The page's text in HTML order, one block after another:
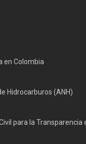
en Colombia
Hidrocarburos (ANH)
para la Transparencia